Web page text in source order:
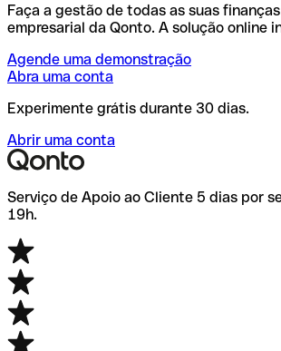
Faça a gestão de todas as suas
empresarial da Qonto. A solução online
Agende uma demonstração
Abra uma conta
Experimente grátis durante 30 dias.
Abrir uma conta
Serviço de Apoio ao Cliente 5 dias por
19h.